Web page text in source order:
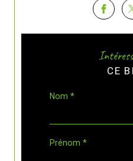
CE
Nom *
Prénom *